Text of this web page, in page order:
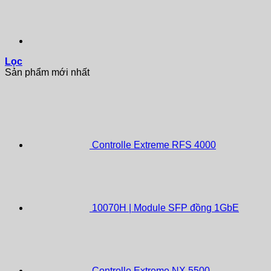
Lọc
Sản phẩm mới nhất
Controlle Extreme RFS 4000
10070H | Module SFP đồng 1GbE